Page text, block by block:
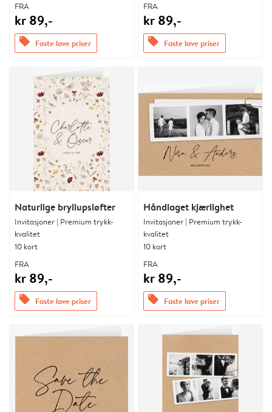
FRA
kr 89,-
offers Faste lave priser
FRA
kr 89,-
offers Faste lave priser
Naturlige bryllupsløfter
Invitasjoner | Premium trykk-
kvalitet
10 kort
FRA
kr 89,-
offers Faste lave priser
Håndlaget kjærlighet
Invitasjoner | Premium trykk-
kvalitet
10 kort
FRA
kr 89,-
offers Faste lave priser